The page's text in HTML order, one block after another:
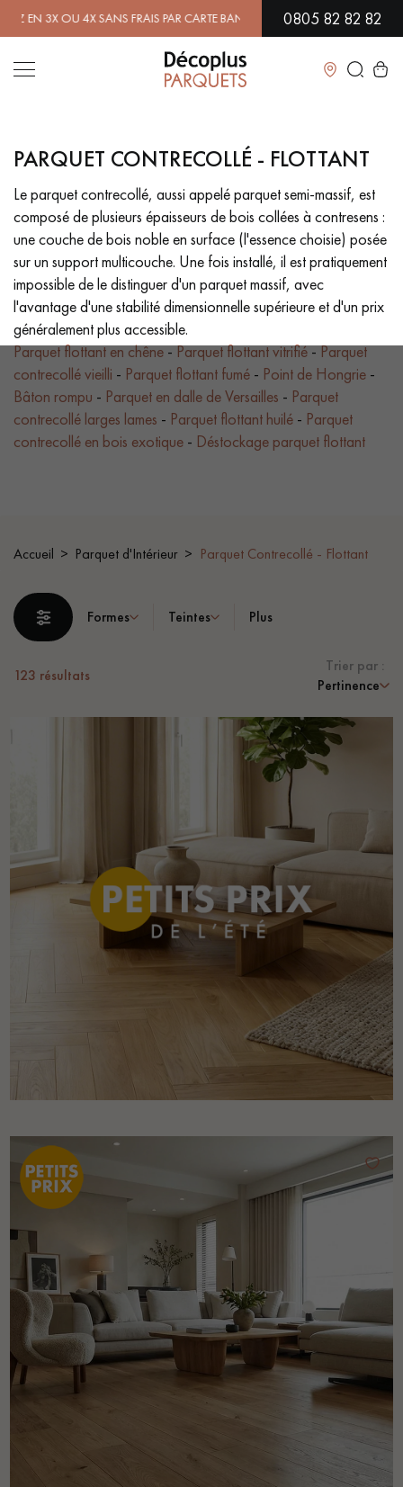
PAR CARTE BANCAIRE.EN SAVOIR PLUS | PROFITEZ DE NOS
0805 82 82 82
Fermer
LES RECHERCHES LES PLUS COURANTES
PARQUET MASSIF PARQUET CONTRECOLLÉ - FLOTTANT
SOL PLAQUÉ BOIS VERITABLES PARQUETS À MOTIFS
PARQUET EN BOIS EXOTIQUE PARQUET VERNIS
PARQUET HUILÉ PARQUET EN BOIS BRUT
PARQUET VIEILLI PARQUET FUMÉ
PARQUET LAMES LARGES XXL PARQUET EN CHÊNE
0805 82 82 82
VOUS AVEZ UN PROJET ?
Nos experts sont à votre disposition pour vous guider pas à pas
dans le choix et la pose de votre parquet.
Un expert Décoplus Parquets vous appelle
Demandez un rendez-vous personnalisé
Obtenez un devis gratuit !
PARQUET CONTRECOLLÉ - FLOTTANT
Le parquet contrecollé, aussi appelé parquet semi-massif, est
composé de plusieurs épaisseurs de bois collées à contresens :
une couche de bois noble en surface (l'essence choisie) posée
sur un support multicouche. Une fois installé, il est pratiquement
impossible de le distinguer d'un parquet massif, avec
l'avantage d'une stabilité dimensionnelle supérieure et d'un prix
généralement plus accessible.
Parquet flottant en chêne-Parquet flottant vitrifié-Parquet
contrecollé vieilli - Parquet flottant fumé - Point de Hongrie -
Bâton rompu - Parquet en dalle de Versailles - Parquet
contrecollé larges lames - Parquet flottant huilé - Parquet
contrecollé en bois exotique - Déstockage parquet flottant
Accueil Parquet d'Intérieur Parquet Contrecollé - Flottant
Formes Teintes Plus
123 résultats
Trier par :
Pertinence